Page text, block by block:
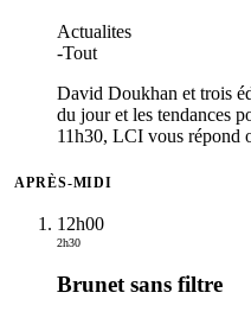
Actualites
-Tout
David Doukhan et trois
du jour et les tendances
11h30, LCI vous répond
APRÈS-MIDI
12h00
2h30
Brunet sans filtre